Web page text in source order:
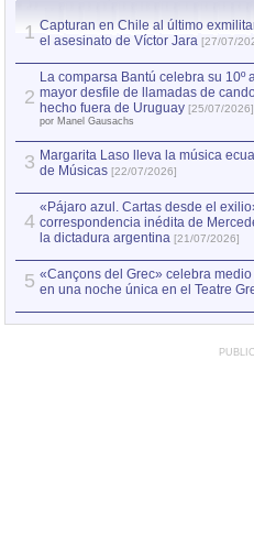
1 Capturan en Chile al último
el asesinato de Víctor Jara [27/07/
2
La comparsa Bantú celebra su 10º
mayor desfile de llamadas de
hecho fuera de Uruguay [25/07/2026]
por Manel Gausachs
3 Margarita Laso lleva la música
de Músicas [22/07/2026]
4
«Pájaro azul. Cartas desde el
correspondencia inédita de
la dictadura argentina [21/07/2026]
5 «Cançons del Grec» celebra
en una noche única en el Teatre